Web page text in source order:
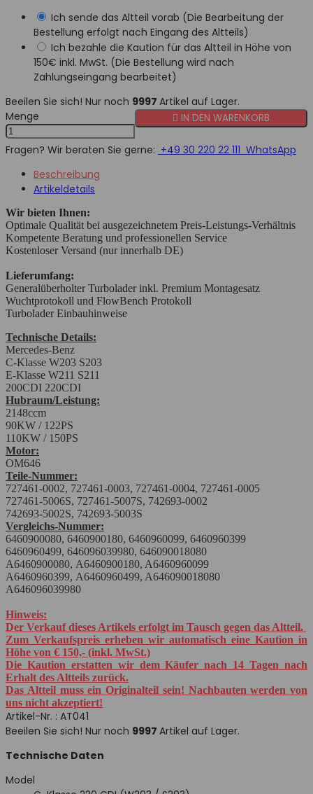
Ich sende das Altteil vorab (Die Bearbeitung der
Bestellung erfolgt nach Eingang des Altteils)
Ich bezahle die Kaution für das Altteil in Höhe von
150€ inkl. MwSt. (Die Bestellung wird nach
Zahlungseingang bearbeitet)
Beeilen Sie sich! Nur noch 9997 Artikel auf Lager.
Menge
 IN DEN WARENKORB
Fragen? Wir beraten Sie gerne: +49 30 220 22 111 WhatsApp
Beschreibung
Artikeldetails
Wir bieten Ihnen:
Optimale Qualität bei ausgezeichnetem Preis-Leistungs-Verhältnis
Kompetente Beratung und professionellen Service
Kostenloser Versand (nur innerhalb DE)
Lieferumfang:
Generalüberholter Turbolader inkl. Premium Montagesatz
Wuchtprotokoll und FlowBench Protokoll
Turbolader Einbauhinweise
Technische Details:
Mercedes-Benz
C-Klasse W203 S203
E-Klasse W211 S211
200CDI 220CDI
Hubraum/Leistung:
2148ccm
90KW / 122PS
110KW / 150PS
Motor:
OM646
Teile-Nummer:
727461-0002, 727461-0003, 727461-0004, 727461-0005
727461-5006S, 727461-5007S, 742693-0002
742693-5002S, 742693-5003S
Vergleichs-Nummer:
6460900080, 6460900180, 6460960099, 6460960399
6460960499, 646096039980, 646090018080
A6460900080, A6460900180, A6460960099
A6460960399, A6460960499, A646090018080
A646096039980
Hinweis:
Der Verkauf dieses Artikels erfolgt im Tausch gegen das Altteil.
Zum Verkaufspreis erheben wir automatisch eine Kaution in
Höhe von € 150,- (inkl. MwSt.)
Die Kaution erstatten wir dem Käufer nach 14 Tagen nach
Erhalt des Altteils zurück.
Das Altteil muss ein Originalteil sein! Nachbauten werden von
uns nicht akzeptiert!
Artikel-Nr. : AT041
Beeilen Sie sich! Nur noch 9997 Artikel auf Lager.
Technische Daten
Model